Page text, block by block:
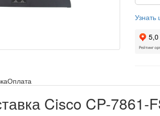
Узнать
Оплата
Cisco CP-7861-